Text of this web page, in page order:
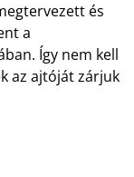
és
a
Így nem kell
az ajtóját zárjuk